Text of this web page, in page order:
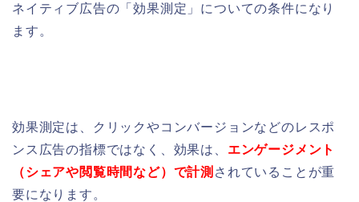
ネイティブ広告の「効果測定」についての条件になり
ます。
効果測定は、クリックやコンバージョンなどのレスポ
ンス広告の指標ではなく、効果は、 エンゲージメント
（シェアや閲覧時間など）で計測 されていることが重
要になります。